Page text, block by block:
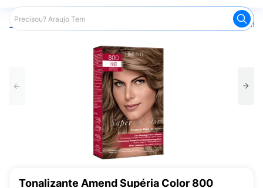
Araujo Cabelo Coloração
Tonalizante Amend Supéria Color 800